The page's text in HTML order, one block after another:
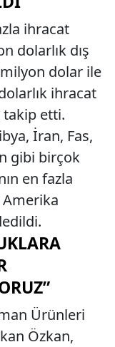
ihracat
dolarlık dış
milyon dolar ile
ihracat
etti.
İran, Fas,
gibi birçok
en fazla
Amerika
Ürünleri
Özkan,